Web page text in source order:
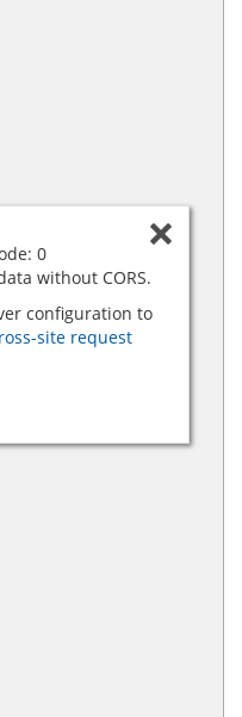
0
without CORS.
configuration to
site request